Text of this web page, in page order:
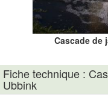
Cascade de
Fiche technique :
Ubbink